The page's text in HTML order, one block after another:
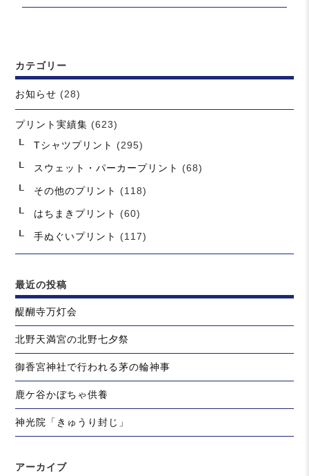
ョ
の
カテゴリー
お知らせ (28)
プリント実績集 (623)
Tシャツプリント
(295)
スウェット・パーカープリント (68)
その他のプリント (118)
はちまきプリント (60)
手ぬぐいプリント (117)
最近の投稿
醍醐寺万灯会
北野天満宮の北野七夕祭
御香宮神社で行われる茅の輪神事
鹿ケ谷かぼちゃ供養
神光院「きゅうり封じ」
アーカイブ